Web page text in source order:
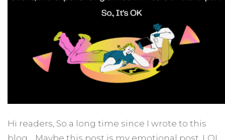
Hi readers, So a long time since I wrote to this